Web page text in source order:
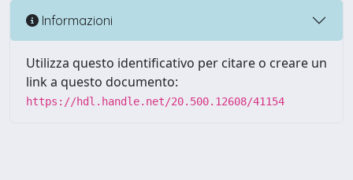
Informazioni
Utilizza questo identificativo per citare o creare un
link a questo documento:
https://hdl.handle.net/20.500.12608/41154